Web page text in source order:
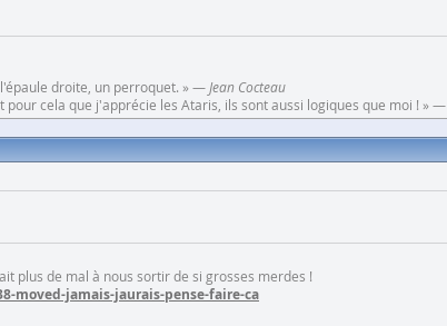
droite, un perroquet. » —Jean Cocteau
cela que j'apprécie les Ataris, ils sont aussi logiques que moi ! » —
plus de mal à nous sortir de si grosses merdes !
moved-jamais-jaurais-pense-faire-ca